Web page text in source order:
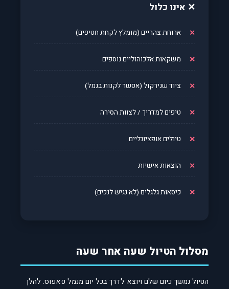
✕ אינו כלול
ארוחת צהריים (מומלץ לקחת חטיפים)
משקאות אלכוהוליים נוספים
ציוד שנירקול (אפשר לקנות בנמל)
טיפים למדריך / לצוות הסירה
טיולים אופציונליים
הוצאות אישיות
כיסאות גלגלים (לא נגיש לנכים)
מסלול הטיול שעה אחר שעה
הטיול נמשך כיום שלם ויוצא לדרך בכל יום מנמל פאפוס. להלן